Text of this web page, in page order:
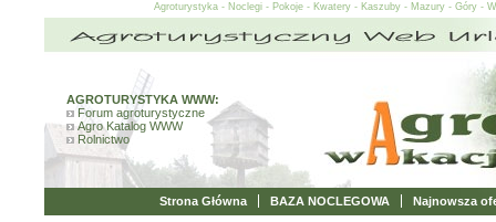
Agroturystyka - Noclegi - Pokoje - Kwatery - Kaszuby - Mazury - Góry -
AGROTURYSTYKA WWW:
Forum agroturystyczne
Agro Katalog WWW
Rolnictwo
Strona Główna BAZA NOCLEGOWA Najnowsza